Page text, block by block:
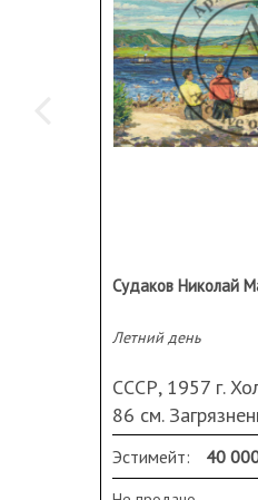
Летний день
СССР, 1957 г.
86 см.
оборота.
Эстимейт: 40